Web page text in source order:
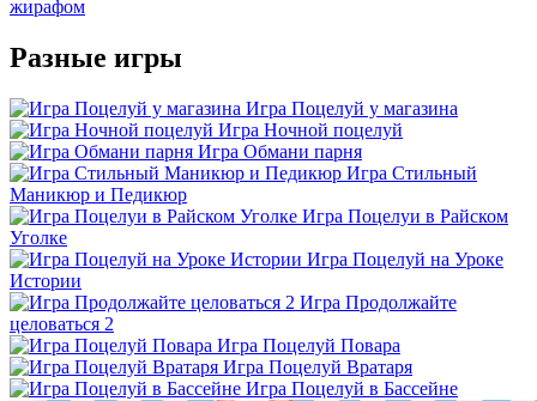
жирафом
Разные игры
Игра Поцелуй у магазина
Игра Ночной поцелуй
Игра Обмани парня
Игра Стильный
Маникюр и Педикюр
Игра Поцелуи в Райском
Уголке
Игра Поцелуй на Уроке
Истории
Игра Продолжайте
целоваться 2
Игра Поцелуй Повара
Игра Поцелуй Вратаря
Игра Поцелуй в Бассейне